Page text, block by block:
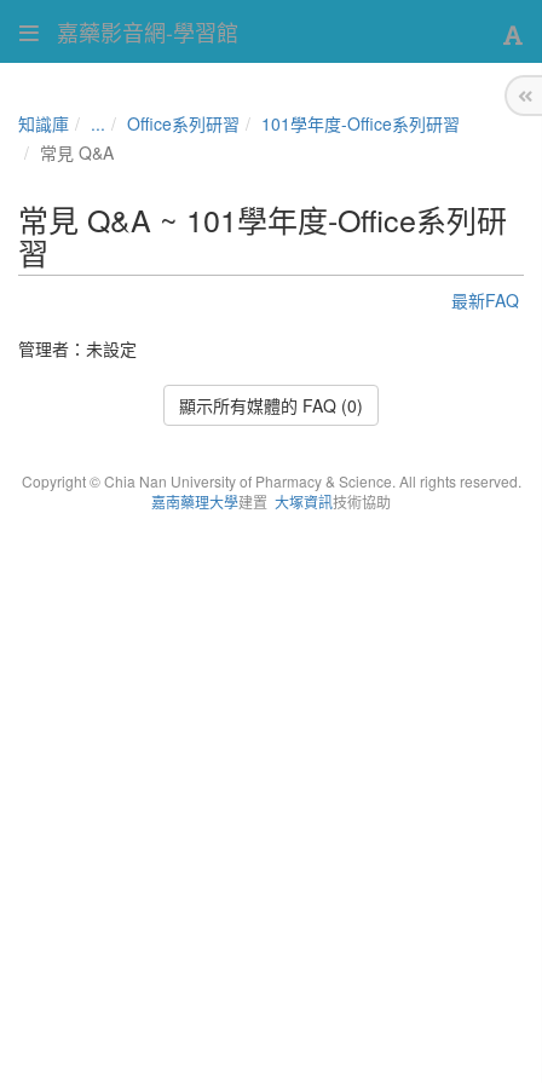
嘉藥影音網-學習館
知識庫 ... Office系列研習
101學年度-Office系列研習
常見 Q&A
常見 Q&A ~ 101學年度-Office系列研
習
最新FAQ
管理者：未設定
顯示所有媒體的 FAQ (0)
Copyright © Chia Nan University of Pharmacy & Science. All rights reserved.
嘉南藥理大學建置 大塚資訊技術協助